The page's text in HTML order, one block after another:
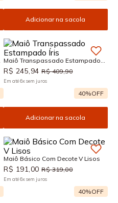
Adicionar na sacola
Maiô Transpassado Estampado
Íris
R$ 245,94 R$ 409,90
Em até6xsem juros
40%OFF
Adicionar na sacola
Maiô Básico Com Decote V Lisos
R$ 191,00 R$ 319,00
Em até6xsem juros
40%OFF